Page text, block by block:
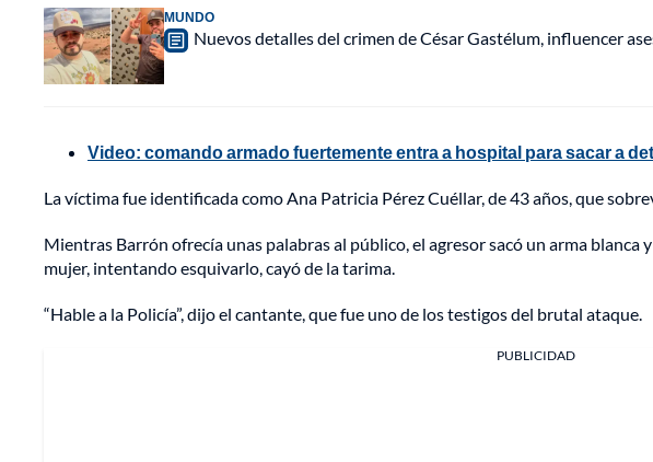
MUNDO
Nuevos detalles del crimen de César Gastélum, influencer
Video: comando armado fuertemente entra a hospital para sacar a
La víctima fue identificada como Ana Patricia Pérez Cuéllar, de 43 años, que
Mientras Barrón ofrecía unas palabras al público, el agresor sacó un arma blanca
mujer, intentando esquivarlo, cayó de la tarima.
“Hable a la Policía”, dijo el cantante, que fue uno de los testigos del brutal ataque.
PUBLICIDAD